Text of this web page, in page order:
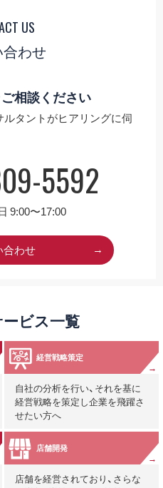
US
わせ
相談ください
タントがヒアリングに伺
5592
9:00〜17:00
合わせ
ビス一覧
経営戦略策定
自社の分析を行い、それを基に
経営戦略を策定し企業を飛躍さ
せたい方へ
店舗開発
店舗を経営されており、さらな